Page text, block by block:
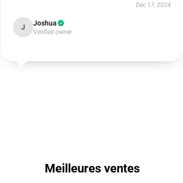
Dec 17, 2024
J Joshua
Verified owner
Meilleures ventes